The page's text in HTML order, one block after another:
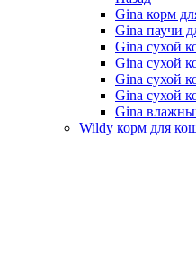
Gina корм
Gina паучи
Gina сухой
Gina сухой
Gina сухой
Gina сухой
Gina
Wildy корм для